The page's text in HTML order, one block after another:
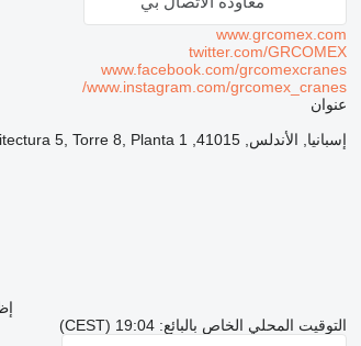
www.grcomex.com
twitter.com/GRCOMEX
www.facebook.com/grcomexcranes
www.instagram.com/grcomex_cranes/
عنوان
إسبانيا, الأندلس, 41015, Sevilla, C/ Arquitectura 5, Torre 8, Planta 1,
التوقيت المحلي الخاص بالبائع: 19:04 (CEST)